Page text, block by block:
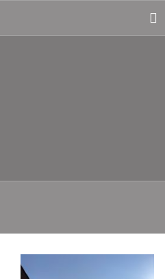
contenuto